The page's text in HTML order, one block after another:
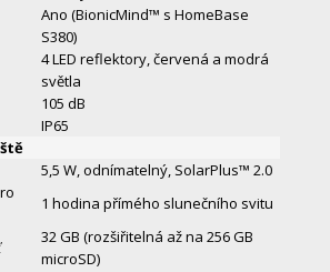
Ano (BionicMind™ s HomeBase
S380)
4 LED reflektory, červená a modrá
světla
105 dB
IP65
5,5 W, odnímatelný, SolarPlus™ 2.0
1 hodina přímého slunečního svitu
32 GB (rozšiřitelná až na 256 GB
microSD)